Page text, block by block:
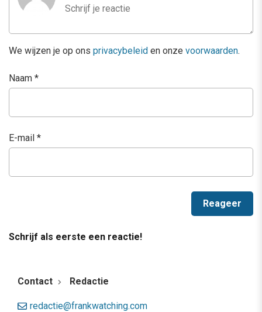
We wijzen je op ons privacybeleid en onze voorwaarden.
Naam *
E-mail *
Schrijf als eerste een reactie!
Contact Redactie
redactie@frankwatching.com